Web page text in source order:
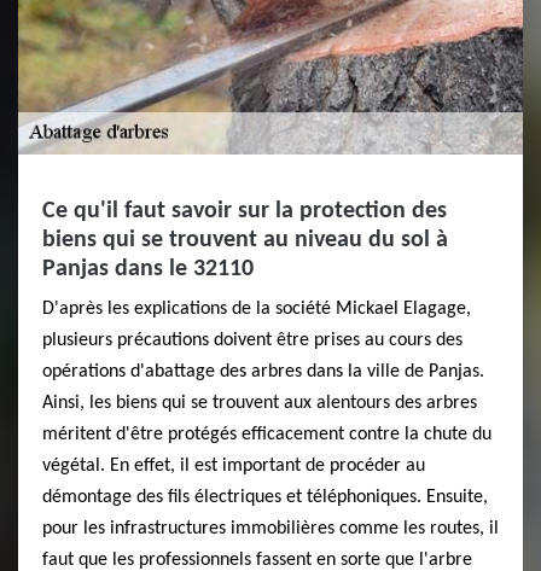
Ce qu'il faut savoir sur la protection des
biens qui se trouvent au niveau du sol à
Panjas dans le 32110
D'après les explications de la société Mickael Elagage,
plusieurs précautions doivent être prises au cours des
opérations d'abattage des arbres dans la ville de Panjas.
Ainsi, les biens qui se trouvent aux alentours des arbres
méritent d'être protégés efficacement contre la chute du
végétal. En effet, il est important de procéder au
démontage des fils électriques et téléphoniques. Ensuite,
pour les infrastructures immobilières comme les routes, il
faut que les professionnels fassent en sorte que l'arbre